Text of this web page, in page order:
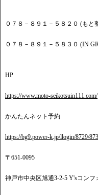
０７８－８９１－５８２０ (もと
０７８－８９１－５８３０ (IN
HP
https://www.moto-seikotsuin111.com/
かんたんネット予約
https://bg9.power-k.jp/llogin/8729/
〒651-0095
神戸市中央区旭通3-2-5 Y'sコンフ